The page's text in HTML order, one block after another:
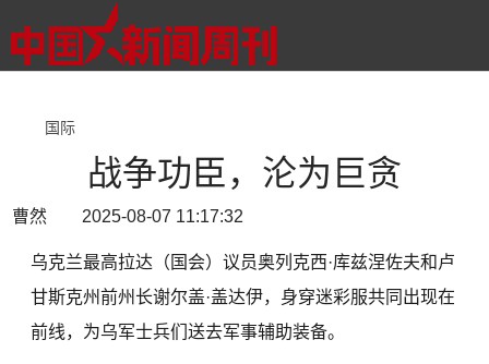
国际
战争功臣，沦为巨贪
曹然 2025-08-07 11:17:32
乌克兰最高拉达（国会）议员奥列克西·库兹涅佐夫和卢
甘斯克州前州长谢尔盖·盖达伊，身穿迷彩服共同出现在
前线，为乌军士兵们送去军事辅助装备。